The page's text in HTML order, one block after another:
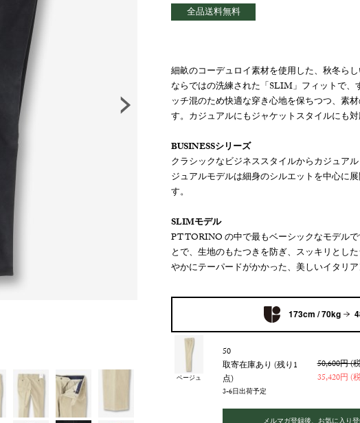
全品送料無料
細畝のコーデュロイ素材を使用した、秋冬ら
ならではの洗練された「SLIM」フィットで
ッチ混のため快適な穿き心地を保ちつつ、素
す。カジュアルにもジャケットスタイルにも
BUSINESSシリーズ
クラシックなビジネススタイルからカジュア
ジュアルモデルは細身のシルエットを中心に
す。
SLIMモデル
PT TORINO の中で最もベーシックなモデル
とで、生地のもたつきを防ぎ、スッキリとし
やかにテーパードがかかった、美しいイタリ
173cm / 70kg
ベージュ
50
取寄在庫あり (残り1
点)
3-6日出荷予定
50,600円 (
35,420円 (
メルマガ登録後、お気に入り